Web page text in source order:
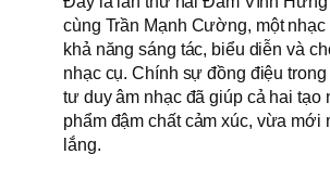
cùng Trần Mạnh Cường, một nhạc
khả năng sáng tác, biểu diễn và
nhạc cụ. Chính sự đồng điệu trong
tư duy âm nhạc đã giúp cả hai tạo
phẩm đậm chất cảm xúc, vừa mới
lắng.